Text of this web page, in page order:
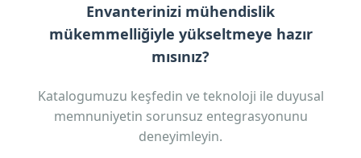
Envanterinizi mühendislik
mükemmelliğiyle yükseltmeye hazır
mısınız?
Katalogumuzu keşfedin ve teknoloji ile duyusal
memnuniyetin sorunsuz entegrasyonunu
deneyimleyin.